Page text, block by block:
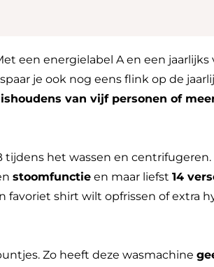
een energielabel A en een jaarlijks
je ook nog eens flink op de
van vijf personen of
tijdens het wassen en centrifugeren.
stoomfunctie en maar liefst 14
favoriet shirt wilt opfrissen of extra
Zo heeft deze wasmachine